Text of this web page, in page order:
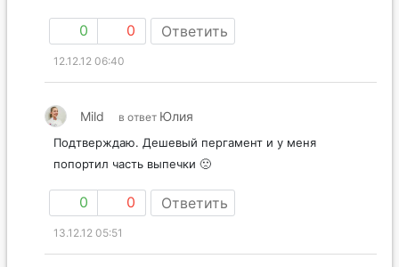
0 0 Ответить
12.12.12 06:40
Mild в ответ Юлия
Подтверждаю. Дешевый пергамент и у меня
попортил часть выпечки 🙁
0 0 Ответить
13.12.12 05:51